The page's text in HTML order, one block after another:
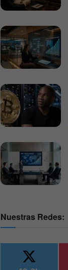
Nuestras Redes: